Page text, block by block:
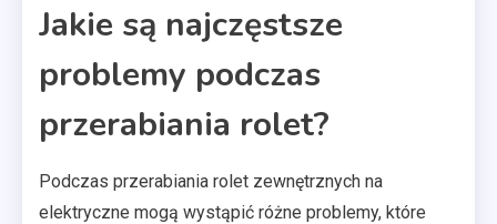
Jakie są najczęstsze
problemy podczas
przerabiania rolet?
Podczas przerabiania rolet zewnętrznych na
elektryczne mogą wystąpić różne problemy, które